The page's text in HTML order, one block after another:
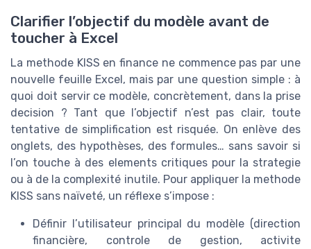
Clarifier l’objectif du modèle avant de
toucher à Excel
La methode KISS en finance ne commence pas par une
nouvelle feuille Excel, mais par une question simple : à
quoi doit servir ce modèle, concrètement, dans la prise
decision ? Tant que l’objectif n’est pas clair, toute
tentative de simplification est risquée. On enlève des
onglets, des hypothèses, des formules… sans savoir si
l’on touche à des elements critiques pour la strategie
ou à de la complexité inutile. Pour appliquer la methode
KISS sans naïveté, un réflexe s’impose :
Définir l’utilisateur principal du modèle (direction
financière, controle de gestion, activite